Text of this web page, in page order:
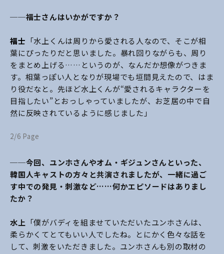
──福士さんはいかがですか？
福士 「水上くんは周りから愛される人なので、そこが相
葉にぴったりだと思いました。暴れ回りながらも、周り
をまとめ上げる……というのが、なんだか想像がつきま
す。相葉っぽい人となりが現場でも垣間見えたので、はま
り役だなと。先ほど水上くんが“愛されるキャラクターを
目指したい”とおっしゃっていましたが、お芝居の中で自
然に反映されているように感じました」
2/6 Page
──今回、ユンホさんやオム・ギジュンさんといった、
韓国人キャストの方々と共演されましたが、一緒に過ご
す中での発見・刺激など……何かエピソードはありまし
たか？
水上 「僕がバディを組ませていただいたユンホさんは、
柔らかくてとてもいい人でしたね。とにかく色々な話を
して、刺激をいただきました。ユンホさんも別の取材の